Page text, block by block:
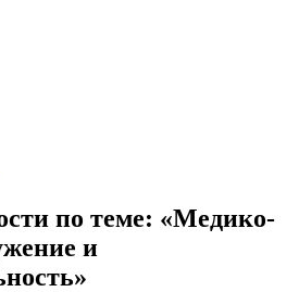
по теме: «Медико-
и